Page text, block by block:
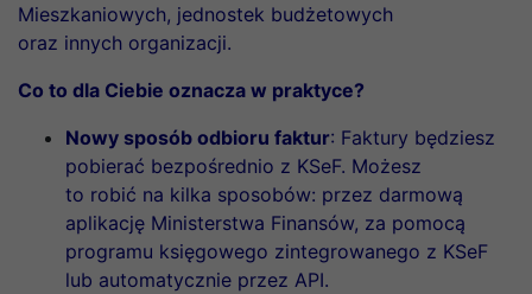
Mieszkaniowych, jednostek budżetowych
oraz innych organizacji.
Co to dla Ciebie oznacza w praktyce?
Nowy sposób odbioru faktur: Faktury będziesz
pobierać bezpośrednio z KSeF. Możesz
to robić na kilka sposobów: przez darmową
aplikację Ministerstwa Finansów, za pomocą
programu księgowego zintegrowanego z KSeF
lub automatycznie przez API.